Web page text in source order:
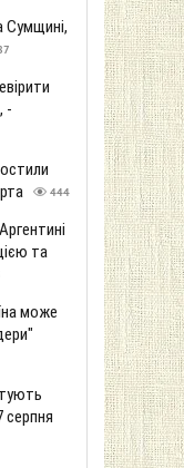
Сумщині,
-
444
та
може
серпня